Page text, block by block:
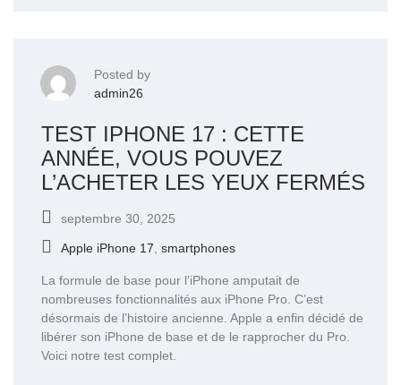
Posted by
admin26
TEST IPHONE 17 : CETTE
ANNÉE, VOUS POUVEZ
L’ACHETER LES YEUX FERMÉS
septembre 30, 2025
Apple iPhone 17, smartphones
La formule de base pour l’iPhone amputait de
nombreuses fonctionnalités aux iPhone Pro. C’est
désormais de l’histoire ancienne. Apple a enfin décidé de
libérer son iPhone de base et de le rapprocher du Pro.
Voici notre test complet.